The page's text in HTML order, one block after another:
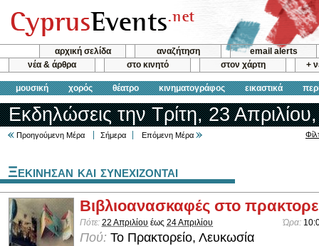
αρχική σελίδα αναζήτηση
email alerts
νέα & άρθρα
στο κινητό στον χάρτη +
μουσική χορός θέατρο κινηματογράφος εικαστικά
Εκδηλώσεις την Τρίτη, 23
Προηγούμενη Μέρα Σήμερα Επόμενη Μέρα
Ξεκινησαν και συνεχιζονται
Βιβλιοανασκαφές στο
Πότε: 22 Απριλίου έως 24 Απριλίου Ώρα:
Πού: Το Πρακτορείο, Λευκωσία